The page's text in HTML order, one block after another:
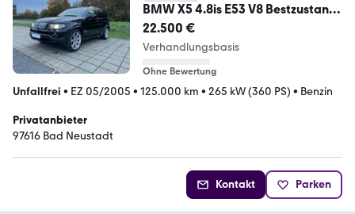
BMW X5 4.8is E53 V8 Bestzustand
125tkm
22.500 €
Verhandlungsbasis
Ohne Bewertung
Unfallfrei • EZ 05/2005 • 125.000 km • 265 kW (360 PS) • Benzin
Privatanbieter
97616 Bad Neustadt
Kontakt Parken